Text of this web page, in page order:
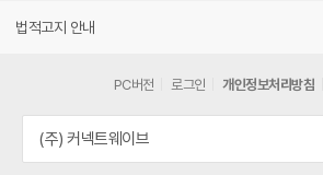
법적고지 안내
PC버전 로그인 개인정보처리방침
(주) 커넥트웨이브